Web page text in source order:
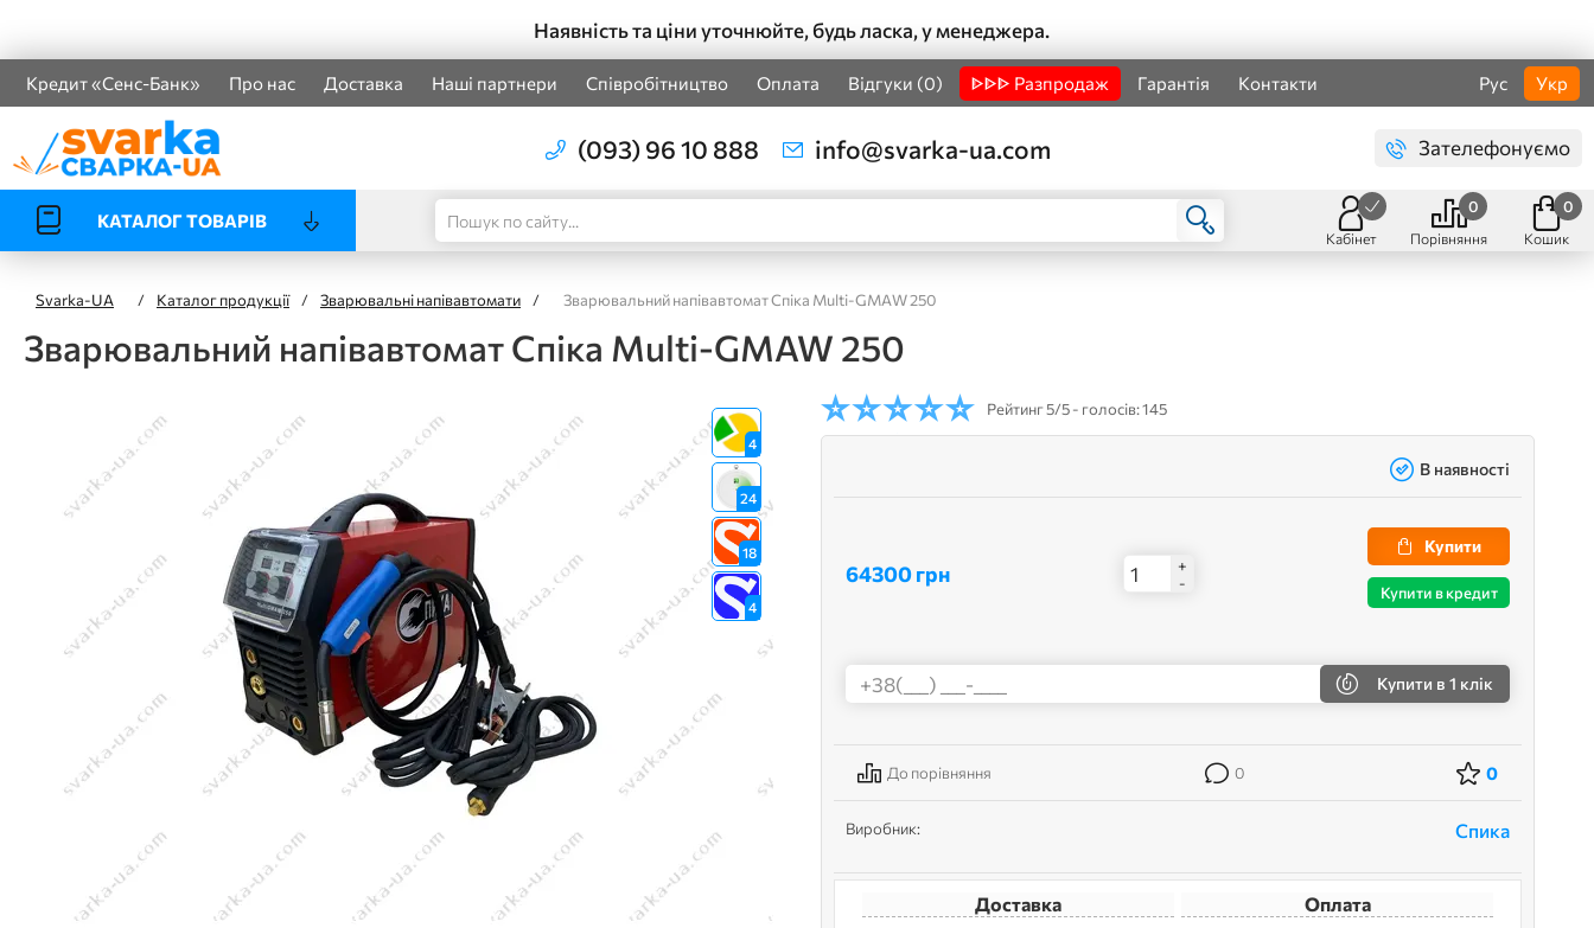
Наявність та ціни уточнюйте, будь ласка, у менеджера.
Кредит «Сенс-Банк» Про нас Доставка Наші партнери Співробітництво Оплата Відгуки (0) ᐈᐈᐈ Разпродаж Гарантія Контакти Рус Укр
(093) 96 10 888 info@svarka-ua.com Зателефонуємо
КАТАЛОГ ТОВАРІВ
Кабінет Порівняння
0
Кошик
0
Svarka-UA / Каталог продукції / Зварювальні напівавтомати / Зварювальний напівавтомат Спіка Multi-GMAW 250
Зварювальний напівавтомат Спіка Multi-GMAW 250
4
24
18
4
Рейтинг5/5 - голосів: 145
В наявності
64300 грн
+
-
Купити
Купити в кредит
Купити в 1 клік
До порівняння 0 0
Виробник: Спика
Доставка Оплата